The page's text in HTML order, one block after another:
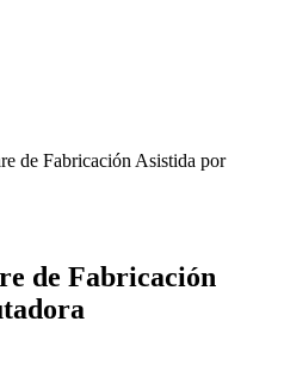
de Fabricación Asistida por
de Fabricación